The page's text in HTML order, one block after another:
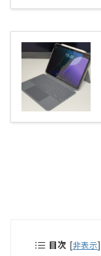
目次 [非表示]